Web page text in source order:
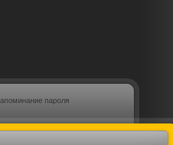
пароля